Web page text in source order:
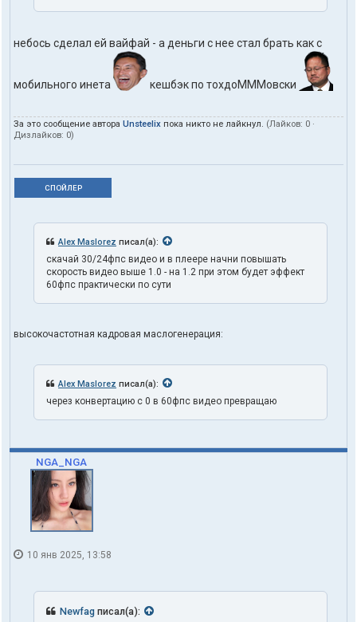
небось сделал ей вайфай - а деньги с нее стал брать как с
мобильного инета кешбэк по тохдоМММовски
За это сообщение автора Unsteelix пока никто не лайкнул. (Лайков: 0 ·
Дизлайков: 0)
СПОЙЛЕР
Alex Maslorez писал(а):
скачай 30/24фпс видео и в плеере начни повышать
скорость видео выше 1.0 - на 1.2 при этом будет эффект
60фпс практически по сути
высокочастотная кадровая маслогенерация:
Alex Maslorez писал(а):
через конвертацию с 0 в 60фпс видео превращаю
NGA_NGA
10 янв 2025, 13:58
Newfag писал(а):